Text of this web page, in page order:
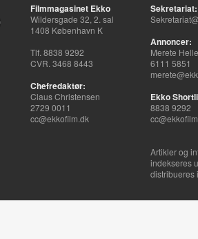
Filmmagasinet Ekko
Wildersgade 32, 2. sal
1408 København K
Tlf. 8838 9292
CVR. 3468 8443
Chefredaktør:
Claus Christensen
2729 0011
cc@ekkofilm.dk
Sekretariat:
Annoncer:
Merete
6111 5851
Ekko
8838 9292
Artikler og
indekseres
distribueres